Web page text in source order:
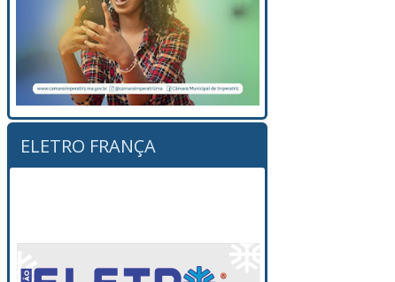
ELETRO FRANÇA